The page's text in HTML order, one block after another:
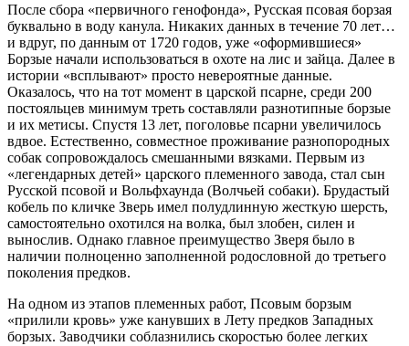
После сбора «первичного генофонда», Русская псовая борзая
буквально в воду канула. Никаких данных в течение 70 лет…
и вдруг, по данным от 1720 годов, уже «оформившиеся»
Борзые начали использоваться в охоте на лис и зайца. Далее в
истории «всплывают» просто невероятные данные.
Оказалось, что на тот момент в царской псарне, среди 200
постояльцев минимум треть составляли разнотипные борзые
и их метисы. Спустя 13 лет, поголовье псарни увеличилось
вдвое. Естественно, совместное проживание разнопородных
собак сопровождалось смешанными вязками. Первым из
«легендарных детей» царского племенного завода, стал сын
Русской псовой и Вольфхаунда (Волчьей собаки). Брудастый
кобель по кличке Зверь имел полудлинную жесткую шерсть,
самостоятельно охотился на волка, был злобен, силен и
вынослив. Однако главное преимущество Зверя было в
наличии полноценно заполненной родословной до третьего
поколения предков.
На одном из этапов племенных работ, Псовым борзым
«прилили кровь» уже канувших в Лету предков Западных
борзых. Заводчики соблазнились скоростью более легких